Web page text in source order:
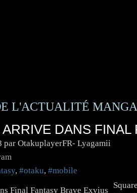
L'ACTUALITÉ
DANS FINAL
par OtakuplayerFR- Lyagamii
, #otaku, #mobile